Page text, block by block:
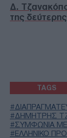
Δ.
της
TAGS
ΔΗΜΗΤΡΗΣ
ΣΥΜΦΩΝΙΑ
ΕΛΛΗΝΙΚΟ